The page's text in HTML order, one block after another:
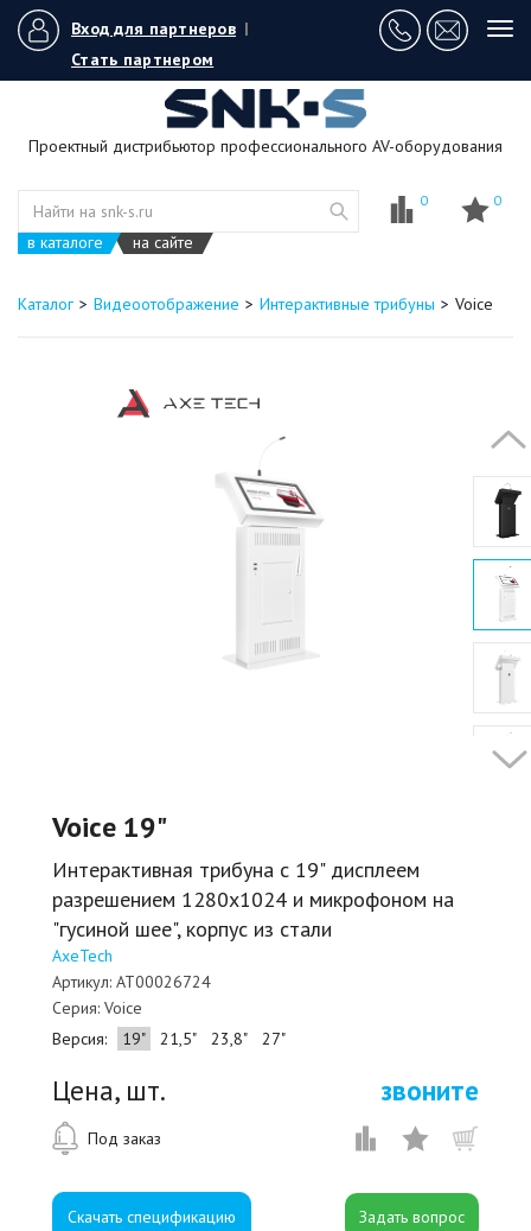
Вход для партнеров |
Стать партнером
Проектный дистрибьютор профессионального AV-оборудования
в каталоге на сайте
0 0
Каталог Видеоотображение Интерактивные трибуны Voice
Voice 19"
Интерактивная трибуна с 19" дисплеем
разрешением 1280х1024 и микрофоном на
"гусиной шее", корпус из стали
AxeTech
Артикул: AT00026724
Серия: Voice
Версия:
19" 21,5" 23,8" 27"
Цена, шт. звоните
Под заказ
Скачать спецификацию